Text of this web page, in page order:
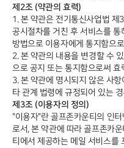
제2조 (약관의 효력)
1. 본 약관은 전기통신사업법
공시절차를 거친 후 서비스를
방법으로 이용자에게 통지함으
2. 본 약관의 내용을 변경할 수
으로 공지 또는 통지함으로써 효
3. 본 약관에 명시되지 않은 사항
타 관계 법령에 규정되어 있는
제3조 (이용자의 정의)
"이용자"란 골프존카운티의 인
로서, 본 약관에 따라 골프존카
티에서 제공하는 메일 서비스를